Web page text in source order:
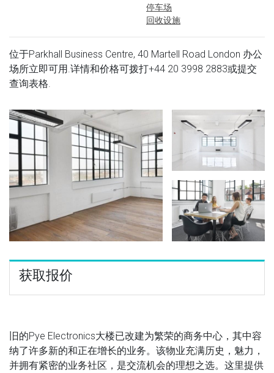
停车场
回收设施
位于Parkhall Business Centre, 40 Martell Road London 办公
场所立即可用.详情和价格可拨打+44 20 3998 2883或提交
查询表格.
获取报价
旧的Pye Electronics大楼已改建为繁荣的商务中心，其中容
纳了许多新的和正在增长的业务。该物业充满历史，魅力，
并拥有紧密的业务社区，是交流机会的理想之选。这里提供